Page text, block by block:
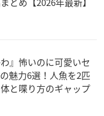
わ』怖いのに可愛いセ
魅力6選！人魚を2匹
と喋り方のギャップ